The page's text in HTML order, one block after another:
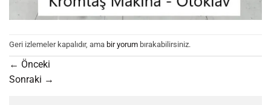
Geri izlemeler kapalıdır, ama bir yorum bırakabilirsiniz.
← Önceki
Sonraki →